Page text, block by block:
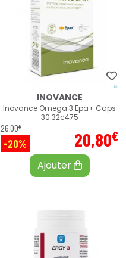
INOVANCE
Inovance Omega 3 Epa+ Caps
30 32c475
26,00€
-20% 20,80€
Ajouter